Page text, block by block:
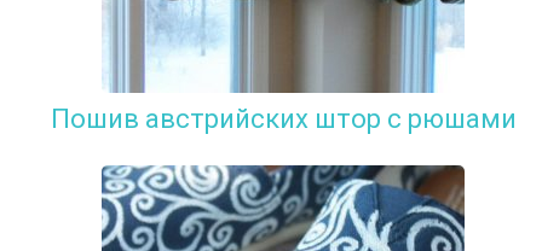
Пошив австрийских штор с рюшами